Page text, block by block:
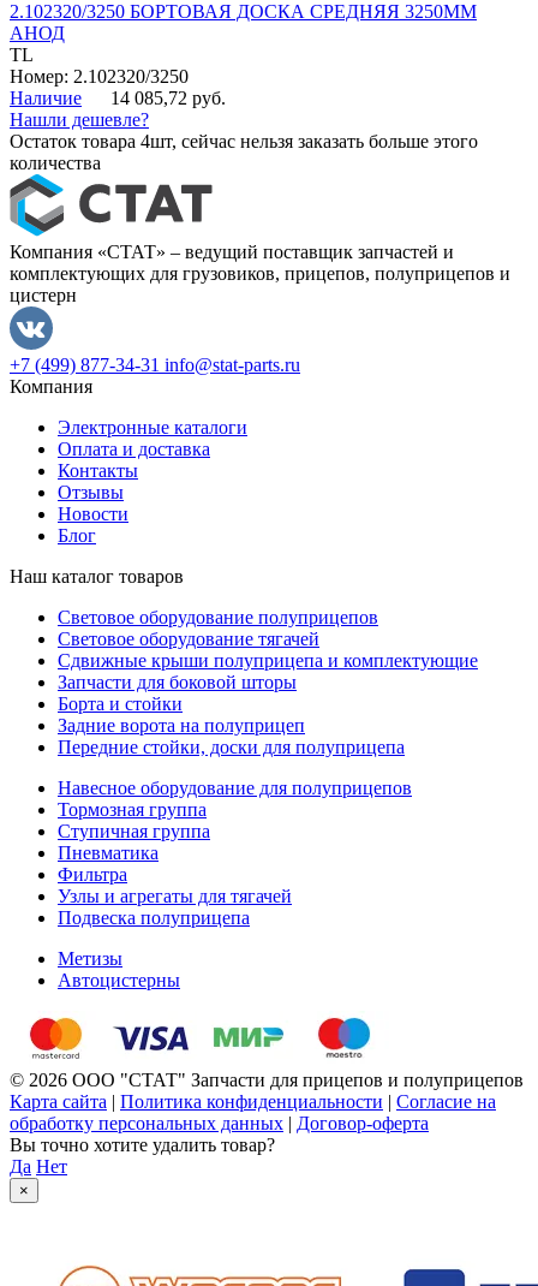
2.102320/3250 БОРТОВАЯ ДОСКА СРЕДНЯЯ 3250ММ
АНОД
TL
Номер: 2.102320/3250
Наличие
14 085,72 руб.
Нашли дешевле?
Остаток товара 4шт, сейчас нельзя заказать больше этого
количества
Компания «СТАТ» – ведущий поставщик запчастей и
комплектующих для грузовиков, прицепов, полуприцепов и
цистерн
+7 (499) 877-34-31 info@stat-parts.ru
Компания
Электронные каталоги
Оплата и доставка
Контакты
Отзывы
Новости
Блог
Наш каталог товаров
Световое оборудование полуприцепов
Световое оборудование тягачей
Сдвижные крыши полуприцепа и комплектующие
Запчасти для боковой шторы
Борта и стойки
Задние ворота на полуприцеп
Передние стойки, доски для полуприцепа
Навесное оборудование для полуприцепов
Тормозная группа
Ступичная группа
Пневматика
Фильтра
Узлы и агрегаты для тягачей
Подвеска полуприцепа
Метизы
Автоцистерны
© 2026 ООО "СТАТ" Запчасти для прицепов и полуприцепов
Карта сайта | Политика конфиденциальности | Согласие на
обработку персональных данных | Договор-оферта
Вы точно хотите удалить товар?
Да Нет
×